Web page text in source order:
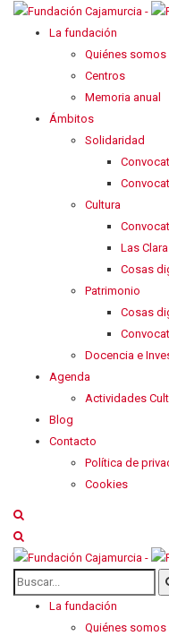
La fundación
Quiénes somos
Centros
Memoria anual
Ámbitos
Solidaridad
Cultura
Las
Cosas
Patrimonio
Cosas
Docencia e
Agenda
Actividades
Blog
Contacto
Política de
Cookies
La fundación
Quiénes somos